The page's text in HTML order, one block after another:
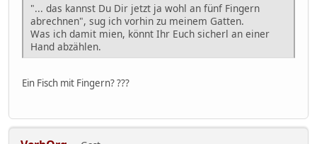
"... das kannst Du Dir jetzt ja wohl an fünf Fingern
abrechnen", sug ich vorhin zu meinem Gatten.
Was ich damit mien, könnt Ihr Euch sicherl an einer
Hand abzählen.
Ein Fisch mit Fingern? ???